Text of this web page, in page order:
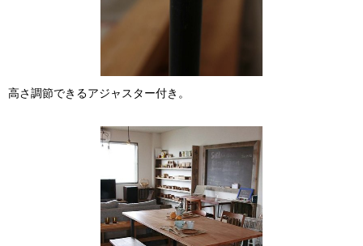
高さ調節できるアジャスター付き。